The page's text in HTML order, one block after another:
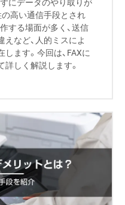
高い通信手段とされ
する場面が多く、送信
など、人的ミスによ
ます。今回は、FAXに
しく解説します。